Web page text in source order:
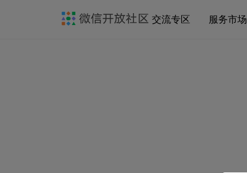
交流专区 服务市场